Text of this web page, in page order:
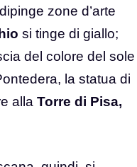
dipinge zone d’arte
si tinge di giallo;
del colore del sole
la statua di
alla Torre di Pisa,